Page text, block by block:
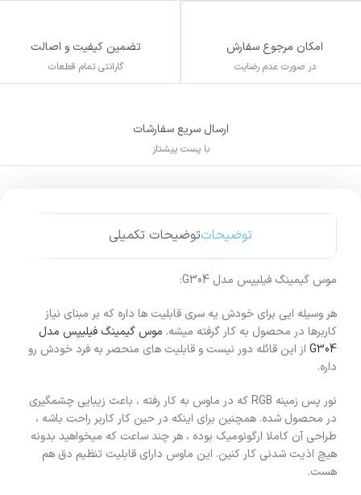
امکان مرجوع سفارش
در صورت عدم رضایت
تضمین کیفیت و اصالت
گارانتی تمام قطعات
ارسال سریع سفارشات
با پست پیشتاز
توضیحاتتوضیحات تکمیلی
موس گیمینگ فیلیپس مدل G304:
هر وسیله ایی برای خودش یه سری قابلیت ها داره که بر مبنای نیاز
کاربرها در محصول به کار گرفته میشه. موس گیمینگ فیلیپس مدل
G304 از این قائله دور نیست و قابلیت های منحصر به فرد خودش رو
داره.
نور پس زمینه RGB که در ماوس به کار رفته ، باعث زیبایی چشمگیری
در محصول شده. همچنین برای اینکه در حین کار کاربر راحت باشه ،
طراحی آن کاملا ارگونومیک بوده ، هر چند ساعت که میخواهید بدونه
هیچ اذیت شدنی کار کنین. این ماوس دارای قابلیت تنظیم دق هم
هست.